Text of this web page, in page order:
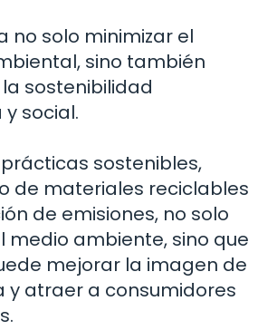
no solo minimizar el
sino también
sostenibilidad
social.
sostenibles,
de materiales reciclables
de emisiones, no solo
medio ambiente, sino que
mejorar la imagen de
y atraer a consumidores